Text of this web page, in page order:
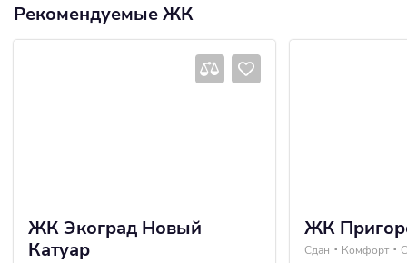
Рекомендуемые ЖК
ЖК Экоград Новый
Катуар
ЖК
Сдан Комфорт